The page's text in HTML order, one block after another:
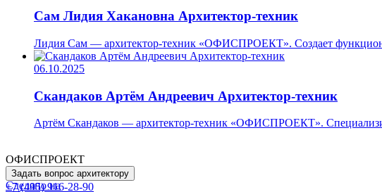
Сам Лидия Хакановна Архитектор-техник
Лидия Сам — архитектор-техник «ОФИСПРОЕКТ». Создает
06.10.2025
Скандаков Артём Андреевич Архитектор-техник
Артём Скандаков — архитектор-техник «ОФИСПРОЕКТ».
ОФИСПРОЕКТ
Задать вопрос архитектору
+7 (495) 916-28-90
Сделано на